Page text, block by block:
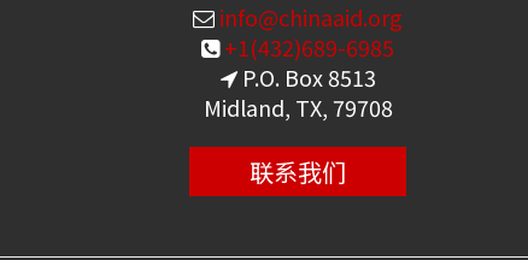
info@chinaaid.org
+1(432)689-6985
P.O. Box 8513
Midland, TX, 79708
联系我们